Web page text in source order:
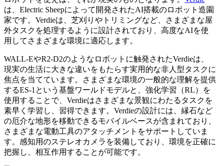
は、Electric Sheepによって開発されたAI搭載のロボット造園
家です。Verdieは、芝刈りやトリミングなど、さまざまな屋
外タスクを処理するように設計されており、高度なAIを使
用してさまざまな環境に適応します。
WALL-EやR2-D2のようなロボットに触発されたVerdieは、
現実の生活に大きな違いをもたらす実用的な非人型タスクに
焦点を当てています。さまざまな環境の一般的な理解を提供
するES-1という基盤ワールドモデルと、強化学習（RL）を
使用することで、Verdieはさまざまな景観にわたるタスクを
素早く学習し、習得できます。Verdieの設計には、縁石など
の厄介な地形を移動できるモバイルベースが含まれており、
さまざまな電動工具のアタッチメントをサポートしていま
す。感知用のステレオカメラを装備しており、環境を正確に
把握し、相互作用することが可能です。